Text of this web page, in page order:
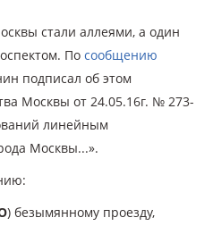
стали аллеями, а один
По сообщению
подписал об этом
Москвы от 24.05.16г. № 273-
линейным
Москвы...».
) безымянному проезду,